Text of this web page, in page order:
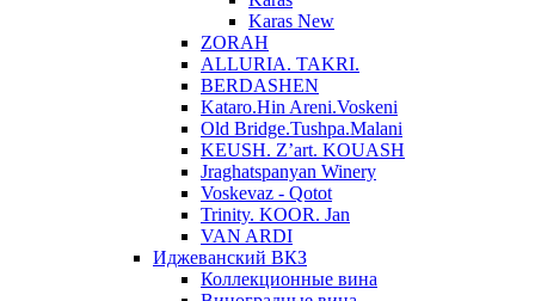
Karas New
ZORAH
ALLURIA. TAKRI.
BERDASHEN
Kataro.Hin Areni.Voskeni
Old Bridge.Tushpa.Malani
KEUSH. Z’art. KOUASH
Jraghatspanyan Winery
Voskevaz - Qotot
Trinity. KOOR. Jan
VAN ARDI
Иджеванский ВКЗ
Коллекционные вина